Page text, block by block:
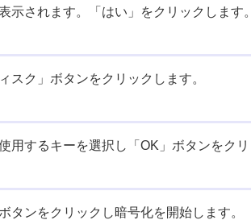
示されます。「はい」をクリックします
スク」ボタンをクリックします。
用するキーを選択し「OK」ボタンをク
タンをクリックし暗号化を開始します。